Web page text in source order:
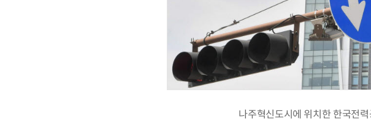
나주혁신도시에 위치한 한국전